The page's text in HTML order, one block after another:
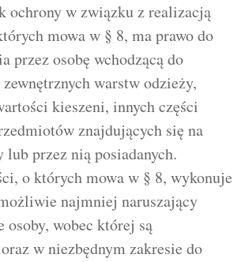
ochrony w związku z realizacją
mowa w § 8, ma prawo do
przez osobę wchodzącą do
warstw odzieży,
kieszeni, innych części
znajdujących się na
lub przez nią posiadanych.
o których mowa w § 8, wykonuje
najmniej naruszający
osoby, wobec której są
w niezbędnym zakresie do